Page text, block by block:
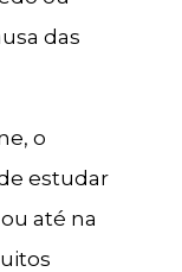
das
o
estudar
até na